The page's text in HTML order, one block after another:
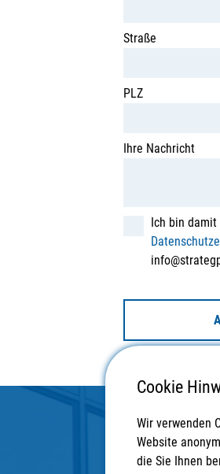
Straße
PLZ
Ihre Nachricht
Ich bin
Cookie
Wir verwenden
Website
die Sie Ihnen